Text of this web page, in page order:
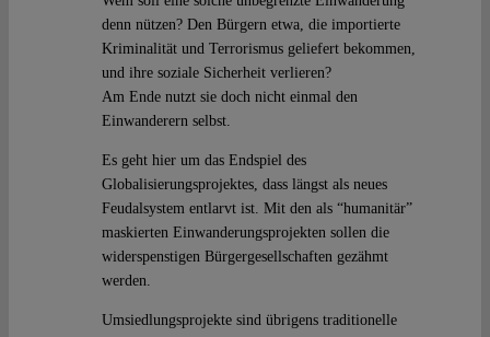
denn nützen? Den Bürgern etwa, die importierte
Kriminalität und Terrorismus geliefert bekommen,
und ihre soziale Sicherheit verlieren?
Am Ende nutzt sie doch nicht einmal den
Einwanderern selbst.
Es geht hier um das Endspiel des
Globalisierungsprojektes, dass längst als neues
Feudalsystem entlarvt ist. Mit den als “humanitär”
maskierten Einwanderungsprojekten sollen die
widerspenstigen Bürgergesellschaften gezähmt
werden.
Umsiedlungsprojekte sind übrigens traditionelle